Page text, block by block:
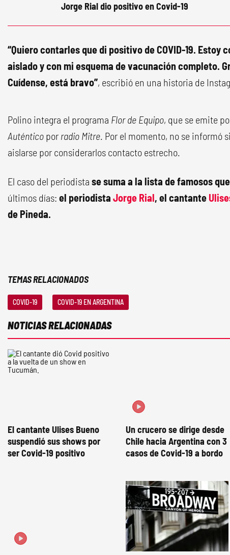
Jorge Rial dio positivo en Covid-19
“Quiero contarles que di positivo de COVID-19. Estoy
aislado y con mi esquema de vacunación completo.
Cuídense, está bravo”, escribió en una historia de
Polino integra el programa Flor de Equipo, que se emite
Auténtico por radio Mitre. Por el momento, no se informó
aislarse por considerarlos contacto estrecho.
El caso del periodista se suma a la lista de famosos
últimos días: el periodista Jorge Rial, el cantante
de Pineda.
TEMAS RELACIONADOS
COVID-19 COVID-19 EN ARGENTINA
NOTICIAS RELACIONADAS
El cantante Ulises Bueno
suspendió sus shows por
ser Covid-19 positivo
Un crucero se dirige desde
Chile hacia Argentina con 3
casos de Covid-19 a bordo